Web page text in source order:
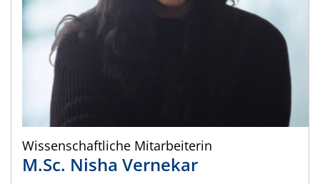
Wissenschaftliche Mitarbeiterin
M.Sc. Nisha Vernekar